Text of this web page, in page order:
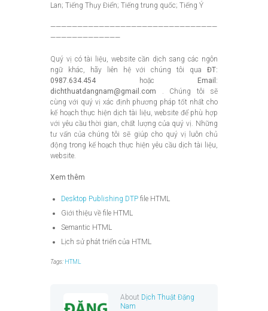
Lan; Tiếng Thụy Điển; Tiếng trung quốc; Tiếng Ý
———————————————————————————————
—————————————
Quý vị có tài liệu, website cần dịch sang các ngôn
ngữ khác, hãy liên hệ với chúng tôi qua ĐT:
0987.634.454 hoặc Email:
dichthuatdangnam@gmail.com . Chúng tôi sẽ
cùng với quý vị xác định phương pháp tốt nhất cho
kế hoạch thực hiện dịch tài liệu, website để phù hợp
với yêu cầu thời gian, chất lượng của quý vị. Những
tư vấn của chúng tôi sẽ giúp cho quý vị luôn chủ
động trong kế hoạch thực hiện yêu cầu dịch tài liệu,
website.
Xem thêm
Desktop Publishing DTP file HTML
Giới thiệu về file HTML
Semantic HTML
Lịch sử phát triển của HTML
Tags: HTML
About Dịch Thuật Đặng
Nam